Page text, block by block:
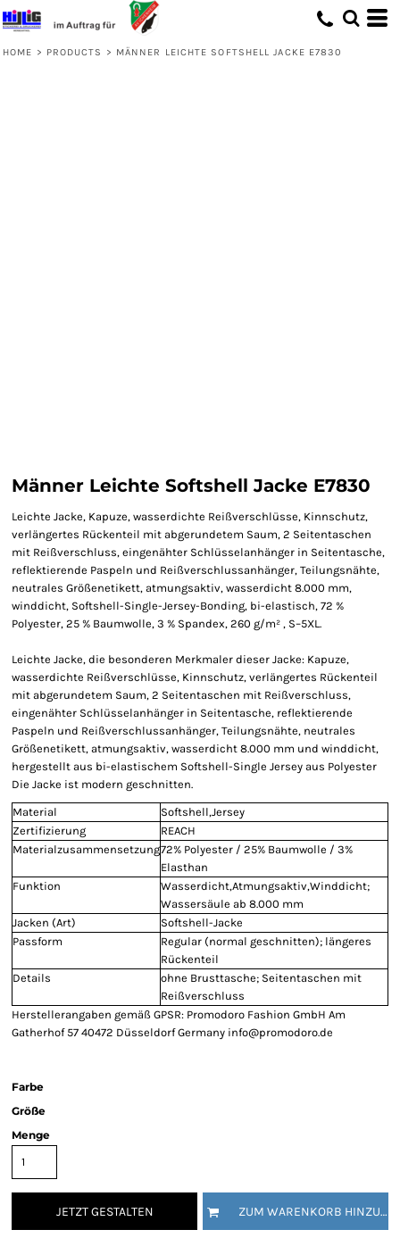
HOME > PRODUCTS > MÄNNER LEICHTE SOFTSHELL JACKE E7830
Männer Leichte Softshell Jacke E7830
Leichte Jacke, Kapuze, wasserdichte Reißverschlüsse, Kinnschutz,
verlängertes Rückenteil mit abgerundetem Saum, 2 Seitentaschen
mit Reißverschluss, eingenähter Schlüsselanhänger in Seitentasche,
reflektierende Paspeln und Reißverschlussanhänger, Teilungsnähte,
neutrales Größenetikett, atmungsaktiv, wasserdicht 8.000 mm,
winddicht, Softshell-Single-Jersey-Bonding, bi-elastisch, 72 %
Polyester, 25 % Baumwolle, 3 % Spandex, 260 g/m² , S–5XL.
Leichte Jacke, die besonderen Merkmaler dieser Jacke: Kapuze,
wasserdichte Reißverschlüsse, Kinnschutz, verlängertes Rückenteil
mit abgerundetem Saum, 2 Seitentaschen mit Reißverschluss,
eingenähter Schlüsselanhänger in Seitentasche, reflektierende
Paspeln und Reißverschlussanhänger, Teilungsnähte, neutrales
Größenetikett, atmungsaktiv, wasserdicht 8.000 mm und winddicht,
hergestellt aus bi-elastischem Softshell-Single Jersey aus Polyester
Die Jacke ist modern geschnitten.
Material
Softshell,Jersey
Zertifizierung
REACH
Materialzusammensetzung72% Polyester / 25% Baumwolle / 3%
Elasthan
Funktion
Wasserdicht,Atmungsaktiv,Winddicht;
Wassersäule ab 8.000 mm
Jacken (Art)
Softshell-Jacke
Passform
Regular (normal geschnitten); längeres
Rückenteil
Details
ohne Brusttasche; Seitentaschen mit
Reißverschluss
Herstellerangaben gemäß GPSR: Promodoro Fashion GmbH Am
Gatherhof 57 40472 Düsseldorf Germany info@promodoro.de
Farbe
Größe
Menge
JETZT GESTALTEN ZUM WARENKORB HINZUFÜGEN